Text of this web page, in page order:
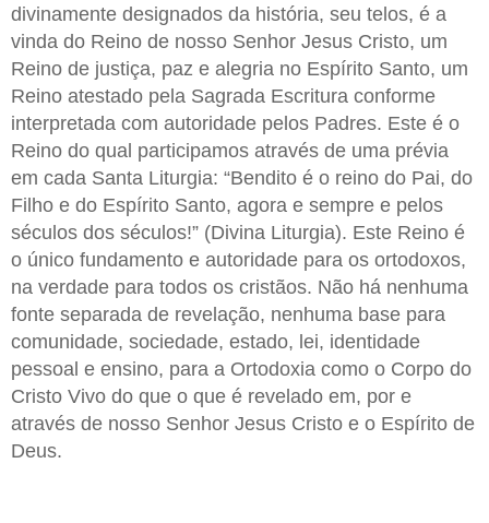
divinamente designados da história, seu telos, é a
vinda do Reino de nosso Senhor Jesus Cristo, um
Reino de justiça, paz e alegria no Espírito Santo, um
Reino atestado pela Sagrada Escritura conforme
interpretada com autoridade pelos Padres. Este é o
Reino do qual participamos através de uma prévia
em cada Santa Liturgia: “Bendito é o reino do Pai, do
Filho e do Espírito Santo, agora e sempre e pelos
séculos dos séculos!” (Divina Liturgia). Este Reino é
o único fundamento e autoridade para os ortodoxos,
na verdade para todos os cristãos. Não há nenhuma
fonte separada de revelação, nenhuma base para
comunidade, sociedade, estado, lei, identidade
pessoal e ensino, para a Ortodoxia como o Corpo do
Cristo Vivo do que o que é revelado em, por e
através de nosso Senhor Jesus Cristo e o Espírito de
Deus.